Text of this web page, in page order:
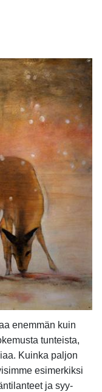
enemmän kuin
tunteista,
Kuinka paljon
esimerkiksi
ja syy-